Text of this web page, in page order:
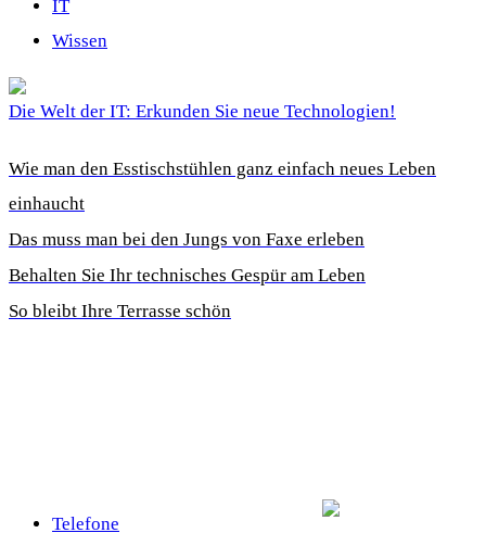
IT
Wissen
Die Welt der IT: Erkunden Sie neue Technologien!
Wie man den Esstischstühlen ganz einfach neues Leben
einhaucht
Das muss man bei den Jungs von Faxe erleben
Behalten Sie Ihr technisches Gespür am Leben
So bleibt Ihre Terrasse schön
Telefone